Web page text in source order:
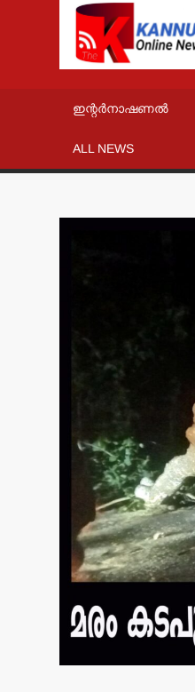
ഇന്റർനാഷണൽ
ALL NEWS